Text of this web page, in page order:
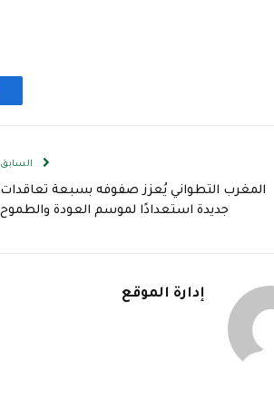
السابق
المغرب التطواني يُعزز صفوفه بسبعة تعاقدات
جديدة استعدادًا لموسم العودة والطموح
إدارة الموقع